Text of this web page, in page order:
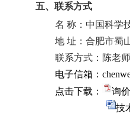
五、联系方式
名 称：中国科学
地 址：合肥市蜀
联系方式：陈老师
电子信箱：
点击下载：
询
技